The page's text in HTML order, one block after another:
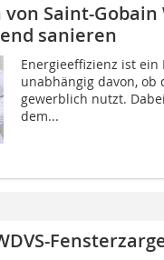
Saint-Gobain
sanieren
Energieeffizienz ist
unabhängig davon,
gewerblich nutzt.
dem...